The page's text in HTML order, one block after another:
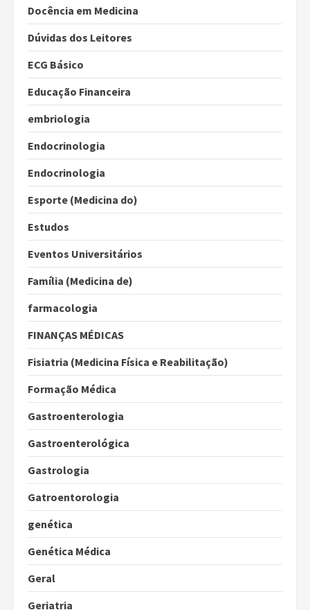
Docência em Medicina
Dúvidas dos Leitores
ECG Básico
Educação Financeira
embriologia
Endocrinologia
Endocrinologia
Esporte (Medicina do)
Estudos
Eventos Universitários
Família (Medicina de)
farmacologia
FINANÇAS MÉDICAS
Fisiatria (Medicina Física e Reabilitação)
Formação Médica
Gastroenterologia
Gastroenterológica
Gastrologia
Gatroentorologia
genética
Genética Médica
Geral
Geriatria